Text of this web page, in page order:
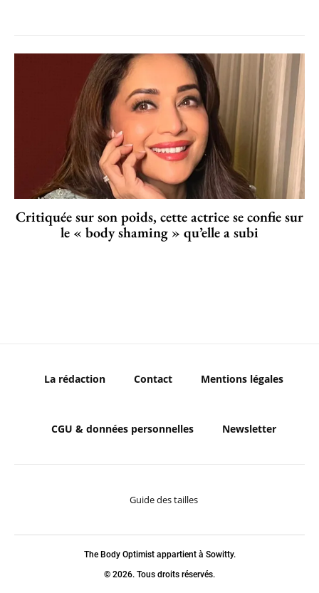
Critiquée sur son poids, cette actrice se confie sur
le « body shaming » qu’elle a subi
La rédaction Contact Mentions légales
CGU & données personnelles Newsletter
Guide des tailles
The Body Optimist appartient à Sowitty.
© 2026. Tous droits réservés.